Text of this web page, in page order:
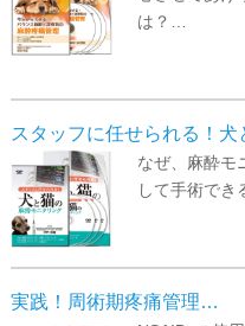
は？…
スタッフに任せられる！
なぜ、麻酔モ
して手術でき
実践！周術期疼痛管理…